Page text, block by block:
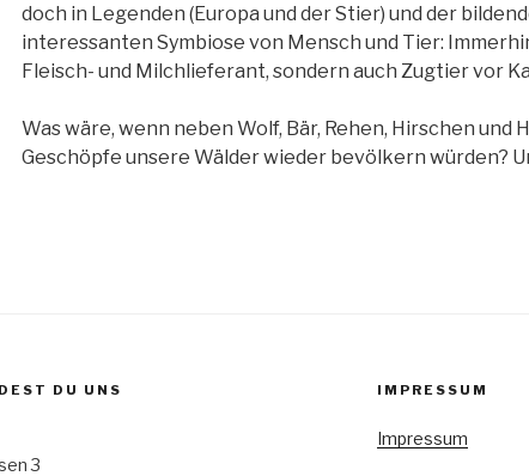
doch in Legenden (Europa und der Stier) und der
interessanten Symbiose von Mensch und Tier:
Fleisch- und Milchlieferant, sondern auch Zugtier vor
Was wäre, wenn neben Wolf, Bär, Rehen, Hirschen
Geschöpfe unsere Wälder wieder bevölkern würden?
DU UNS
3
IMPRESSUM
Impressum